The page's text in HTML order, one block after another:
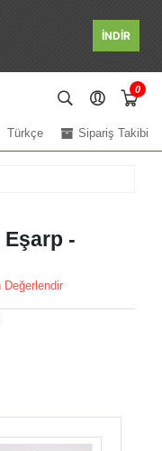
İNDİR
0
Sipariş Takibi
Türkçe
-
Değerlendir